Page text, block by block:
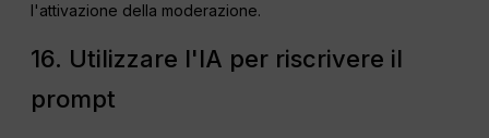
l'attivazione della moderazione.
16. Utilizzare l'IA per riscrivere il
prompt